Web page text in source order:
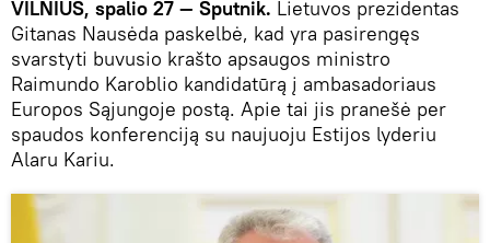
VILNIUS, spalio 27 — Sputnik. Lietuvos prezidentas
Gitanas Nausėda paskelbė, kad yra pasirengęs
svarstyti buvusio krašto apsaugos ministro
Raimundo Karoblio kandidatūrą į ambasadoriaus
Europos Sąjungoje postą. Apie tai jis pranešė per
spaudos konferenciją su naujuoju Estijos lyderiu
Alaru Kariu.